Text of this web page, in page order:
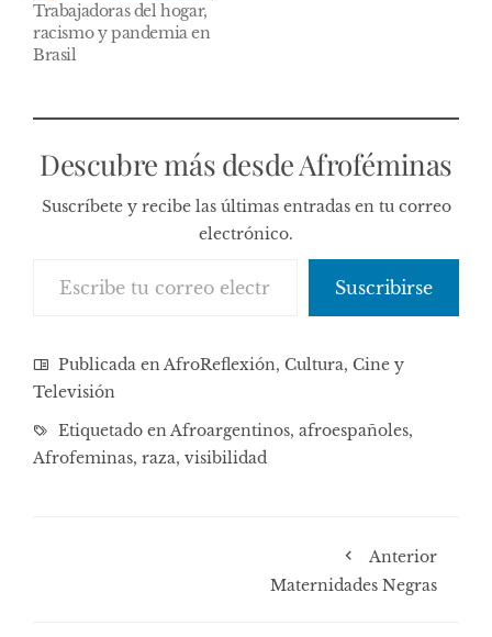
Trabajadoras del hogar,
racismo y pandemia en
Brasil
Descubre más desde Afroféminas
Suscríbete y recibe las últimas entradas en tu correo
electrónico.
Suscribirse
Publicada enAfroReflexión, Cultura, Cine y
Televisión
Etiquetado enAfroargentinos, afroespañoles,
Afrofeminas, raza, visibilidad
Anterior
Maternidades Negras